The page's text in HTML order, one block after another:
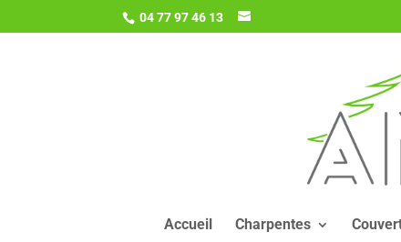
04 77 97 46 13
Accueil Charpentes